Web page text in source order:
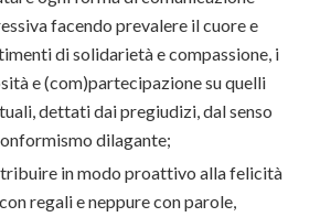
facendo prevalere il cuore e
di solidarietà e compassione, i
e (com)partecipazione su quelli
dettati dai pregiudizi, dal senso
dilagante;
in modo proattivo alla felicità
regali e neppure con parole,